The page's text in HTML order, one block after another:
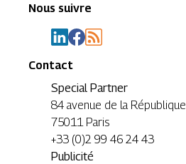
Nous suivre
Contact
Special Partner
84 avenue de la République
75011 Paris
+33 (0)2 99 46 24 43
Publicité